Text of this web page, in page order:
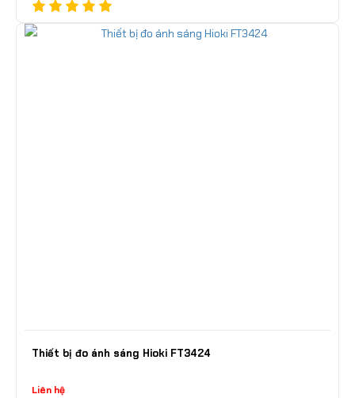
Thiết bị đo ánh sáng Hioki FT3424
Liên hệ